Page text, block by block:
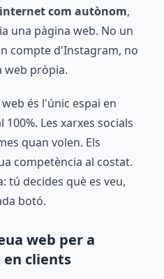
com autònom,
una pàgina web. No un
compte d'Instagram, no
web pròpia.
és l'únic espai en
Les xarxes socials
quan volen. Els
competència al costat.
tú decides què es veu,
botó.
web per a
clients